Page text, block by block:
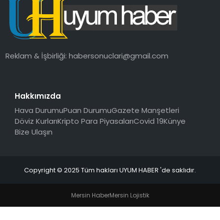
SAĞLIK
MAGAZIN
Reklam & İşbirliği:habersonuclari@gmail.com
Hakkımızda
Hava DurumuPuan DurumuGazete Manşetleri
Döviz KurlarıKripto Para PiyasalarıCovid 19Künye
Bize Ulaşın
Copyright © 2025 Tüm hakları UYUM HABER 'de saklıdır.
Mersin HaberMersin Lojistik